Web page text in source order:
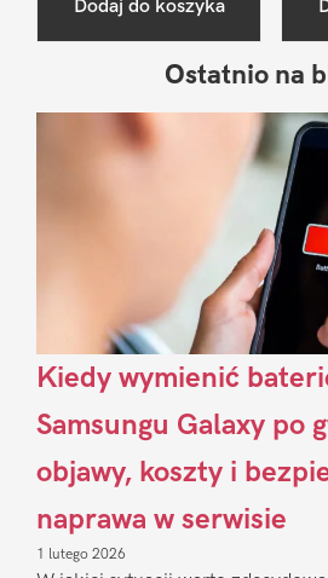
Dodaj do koszyka
Sidebar
Ostatnio na
Kiedy wymienić
Samsungu Galaxy po
objawy, koszty i
naprawa w serwisie
1 lutego 2026